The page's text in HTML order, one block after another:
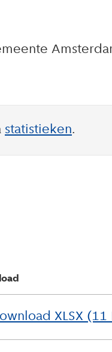
statistieken.
XLSX (11